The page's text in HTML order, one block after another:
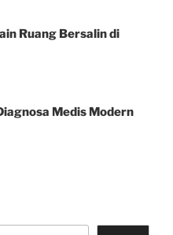
Ruang Bersalin di
Medis Modern